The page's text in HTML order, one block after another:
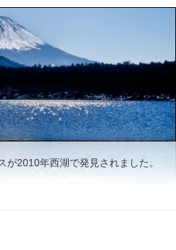
2010年西湖で発見されました。